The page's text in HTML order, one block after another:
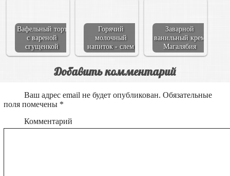
Вафельный торт
с вареной
сгущенкой
Горячий
молочный
напиток - слем
Заварной
ванильный крем
Магалябия
Добавить комментарий
Ваш адрес email не будет опубликован. Обязательные
поля помечены *
Комментарий